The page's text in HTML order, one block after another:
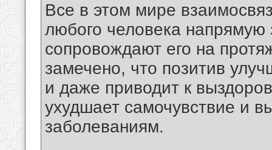
Все в этом мире
любого человека напрямую
сопровождают его на
замечено, что позитив
и даже приводит к
ухудшает самочувствие и
заболеваниям.